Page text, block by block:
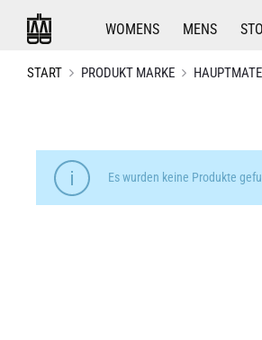
WOMENS MENS
START PRODUKT MARKE
Es wurden keine Produkte